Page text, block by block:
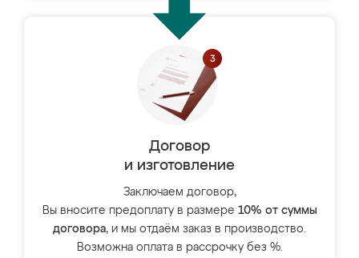
Договор
и изготовление
Заключаем договор,
Вы вносите предоплату в размере 10% от суммы
договора, и мы отдаём заказ в производство.
Возможна оплата в рассрочку без %.